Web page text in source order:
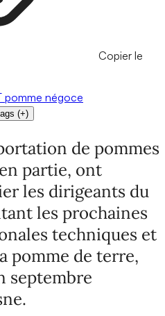
Copier le
pomme négoce
(+)
de pommes
partie, ont
les dirigeants du
les prochaines
techniques et
pomme de terre,
septembre